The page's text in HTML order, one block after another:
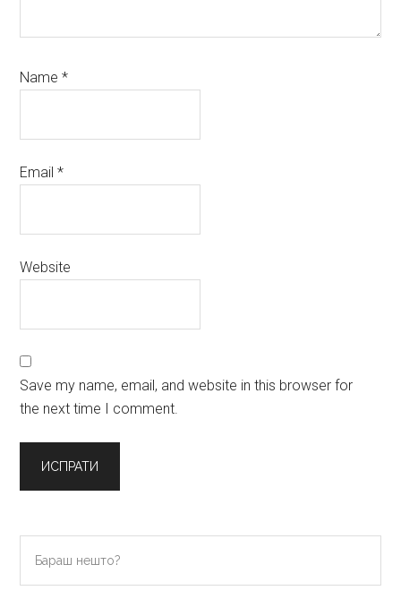
Name*
Email*
Website
Save my name, email, and website in this browser for
the next time I comment.
Primary
Sidebar
нешто?